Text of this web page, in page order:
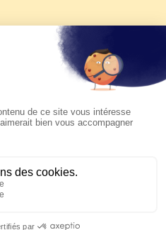
d'été 2026 de KTO
pastorale du pape Léon
à suivre sur KTO le
Uruguay, Argentine et
6 au 17 novembre 2026